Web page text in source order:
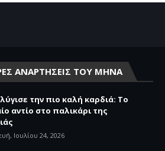
ΑΝΑΡΤΗΣΕΙΣ ΤΟΥ ΜΗΝΑ
την πιο καλή καρδιά: Το
αντίο στο παλικάρι της
Ιουλίου 24, 2026